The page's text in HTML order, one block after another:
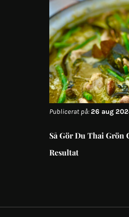
Publicerat på:26 aug
Så Gör Du Thai Grön
Resultat